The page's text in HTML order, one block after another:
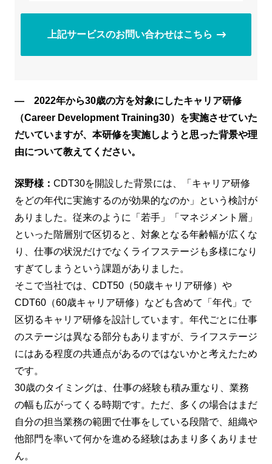
上記サービスのお問い合わせはこちら
― 2022年から30歳の方を対象にしたキャリア研修
（Career Development Training30）を実施させていた
だいていますが、本研修を実施しようと思った背景や理
由について教えてください。
深野様： CDT30を開設した背景には、「キャリア研修
をどの年代に実施するのが効果的なのか」という検討が
ありました。従来のように「若手」「マネジメント層」
といった階層別で区切ると、対象となる年齢幅が広くな
り、仕事の状況だけでなくライフステージも多様になり
すぎてしまうという課題がありました。
そこで当社では、CDT50（50歳キャリア研修）や
CDT60（60歳キャリア研修）なども含めて「年代」で
区切るキャリア研修を設計しています。年代ごとに仕事
のステージは異なる部分もありますが、ライフステージ
にはある程度の共通点があるのではないかと考えたため
です。
30歳のタイミングは、仕事の経験も積み重なり、業務
の幅も広がってくる時期です。ただ、多くの場合はまだ
自分の担当業務の範囲で仕事をしている段階で、組織や
他部門を率いて何かを進める経験はあまり多くありませ
ん。